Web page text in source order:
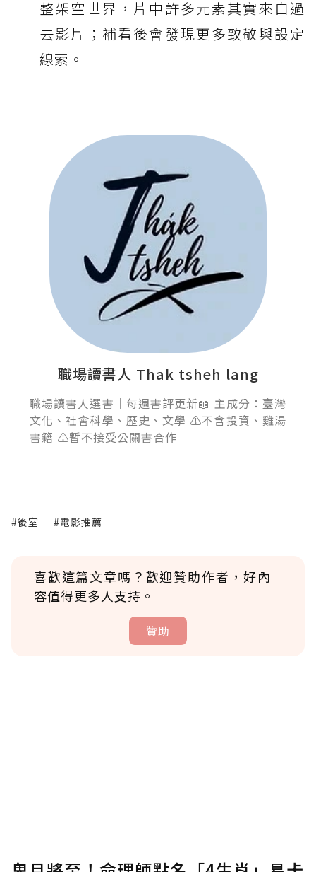
整架空世界，片中許多元素其實來自過
去影片；補看後會發現更多致敬與設定
線索。
職場讀書人 Thak tsheh lang
職場讀書人選書｜每週書評更新📖 主成分：臺灣
文化、社會科學、歷史、文學 ⚠️不含投資、雞湯
書籍 ⚠️暫不接受公關書合作
#後室 #電影推薦
喜歡這篇文章嗎？歡迎贊助作者，好內
容值得更多人支持。
贊助